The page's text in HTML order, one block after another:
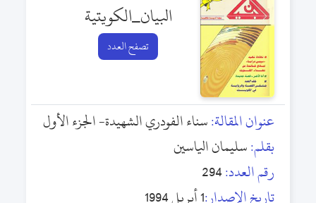
البيان_الكويتية
تصفح العدد
عنوان المقالة:سناء الفودري الشهيدة- الجزء الأول
بقلم:سليمان الياسين
رقم العدد:294
تاريخ الإصدار:1 أبريل 1994